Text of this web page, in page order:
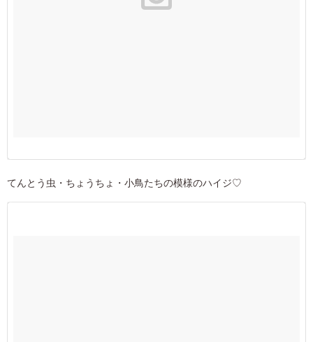
てんとう虫・ちょうちょ・小鳥たちの模様のハイジ♡